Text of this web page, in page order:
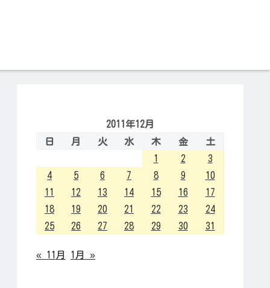
2011年12月
日
月 火 水 木 金
土
1
2
3
4
5 6 7 8 9
10
11
12 13 14 15 16
17
18
19 20 21 22 23
24
25
26 27 28 29 30 31
« 11月 1月 »